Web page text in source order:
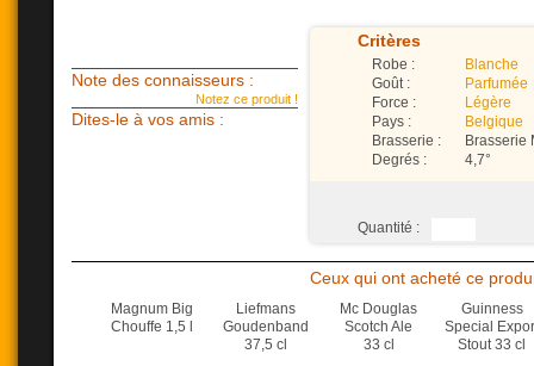
Critères
Robe :
Blanche
Goût :
Parfumée
Force :
Légère
Pays :
Belgique
Brasserie :
Brasserie
Degrés :
4,7°
Quantité :
Note des connaisseurs :
Notez ce produit !
Dites-le à vos amis :
Ceux qui ont acheté ce
Guinness
Special
Stout 33 cl
Mc Douglas
Scotch Ale
33 cl
Liefmans
Goudenband
37,5 cl
Magnum Big
Chouffe 1,5 l